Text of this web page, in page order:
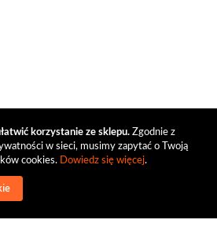
korzystanie ze sklepu. Zgodnie z
w sieci, musimy zapytać o Twoją
cookies. Dowiedz się więcej.